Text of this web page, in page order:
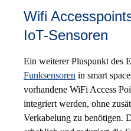
Wifi
IoT-Sensoren
Ein weiterer Pluspunkt des
Funksensoren in smart
vorhandene WiFi Access
integriert werden, ohne
Verkabelung zu benötigen.